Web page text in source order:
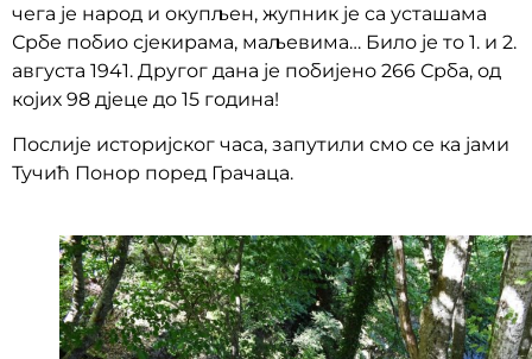
чега је народ и окупљен, жупник је са усташама
Србе побио сјекирама, маљевима… Било је то 1. и 2.
августа 1941. Другог дана је побијено 266 Срба, од
којих 98 дјеце до 15 година!
Послије историјског часа, запутили смо се ка јами
Тучић Понор поред Грачаца.